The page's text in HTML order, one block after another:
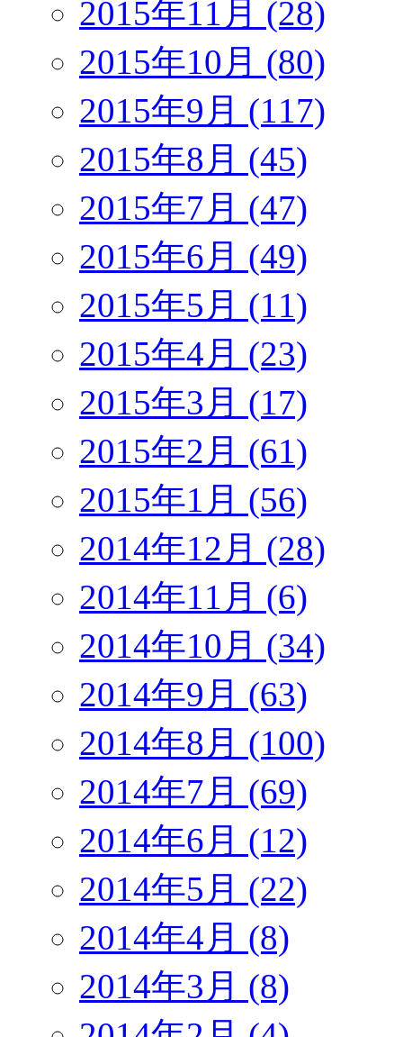
2015年11月 (28)
2015年10月 (80)
2015年9月 (117)
2015年8月 (45)
2015年7月 (47)
2015年6月 (49)
2015年5月 (11)
2015年4月 (23)
2015年3月 (17)
2015年2月 (61)
2015年1月 (56)
2014年12月 (28)
2014年11月 (6)
2014年10月 (34)
2014年9月 (63)
2014年8月 (100)
2014年7月 (69)
2014年6月 (12)
2014年5月 (22)
2014年4月 (8)
2014年3月 (8)